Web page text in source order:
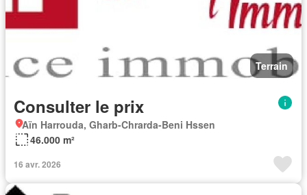
Terrain
Consulter le prix
Aïn Harrouda, Gharb-Chrarda-Beni Hssen
46.000 m²
16 avr. 2026